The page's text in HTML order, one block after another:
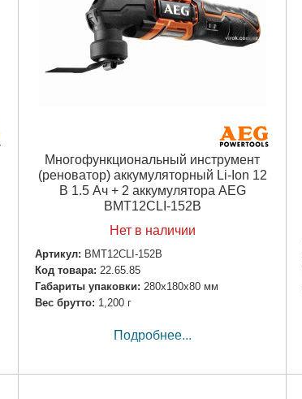
Многофункциональный инструмент
(реноватор) аккумуляторный Li-Ion 12
В 1.5 Ач + 2 аккумулятора AEG
BMT12CLI-152B
Нет в наличии
Артикул: BMT12CLI-152B
Код товара: 22.65.85
Габариты упаковки: 280x180x80 мм
Вес брутто: 1,200 г
Подробнее...